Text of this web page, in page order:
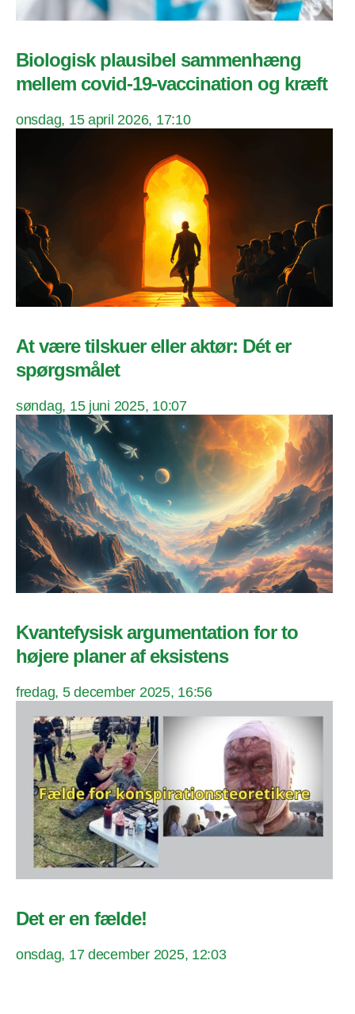
Biologisk plausibel sammenhæng
mellem covid-19-vaccination og kræft
onsdag, 15 april 2026, 17:10
At være tilskuer eller aktør: Dét er
spørgsmålet
søndag, 15 juni 2025, 10:07
Kvantefysisk argumentation for to
højere planer af eksistens
fredag, 5 december 2025, 16:56
Det er en fælde!
onsdag, 17 december 2025, 12:03